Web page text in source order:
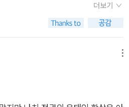
수 있는 모든 것으로 변할 수 있다.
슬픈 “일어나기 싫어.”였다.)-그
받는 곳이 아니다. 우리에게는 끝이
르만식 사회구조 한가운데에서 시
존재방식일 뿐이다. (125)-나이,
습관이 전혀 다른 수천 명의 개
에서 그들은 규칙적으로 되풀이되
과 주변을 바라보며 걷던 고개가
없이 보며 걸을 때, 정해져 있는
함을 풍기던 그 때 나는 수용소 관련
다.부족함을 채우듯 지나쳤던 소
서 삶의 진정한 가치를 떠올리며
세상과 다른 모습을 하고 있었
기도 했다. 아버지가 죽은 뒤 토리
동생과 아오스타 계곡에 은신하다
면서 아우슈비츠로 이송되어 강
리모 레비와 함께 강제호송열차에
아인들의 운명 역시 유럽 유대인
없었다. 2차 세계대전이 종반으로
서야 다 읽고 이렇게 글을 남기는
수 없다. 중구난방식의 글이 되어
아우슈비츠가 존재했었다는 사실
신의 섭리에 대해 말할 수 없으리
트는 인류 역사에 기록될 최대의
고 있다. 얼마 전 EIDF에서 <홀
더보기